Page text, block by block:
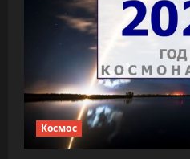
Космос